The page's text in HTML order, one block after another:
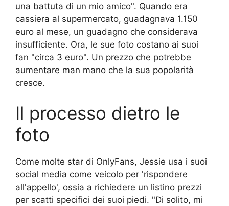
una battuta di un mio amico". Quando era
cassiera al supermercato, guadagnava 1.150
euro al mese, un guadagno che considerava
insufficiente. Ora, le sue foto costano ai suoi
fan "circa 3 euro". Un prezzo che potrebbe
aumentare man mano che la sua popolarità
cresce.
Il processo dietro le
foto
Come molte star di OnlyFans, Jessie usa i suoi
social media come veicolo per 'rispondere
all'appello', ossia a richiedere un listino prezzi
per scatti specifici dei suoi piedi. "Di solito, mi